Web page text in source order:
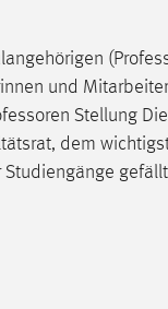
und
Stellung
dem